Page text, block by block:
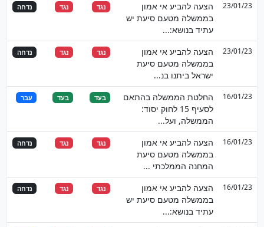
23/01/23
הצעה להביע אי אמון
בממשלה מטעם סיעת יש
עתיד בנושא:...
נגד נגד נדחה
23/01/23
הצעה להביע אי אמון
בממשלה מטעם סיעת
ישראל ביתנו בנ...
נגד נגד נדחה
16/01/23
החלטת הממשלה בהתאם
לסעיף 15 לחוק יסוד:
הממשלה, ועל...
בעד בעד עבר
16/01/23
הצעה להביע אי אמון
בממשלה מטעם סיעת
המחנה הממלכתי ...
נגד נגד נדחה
16/01/23
הצעה להביע אי אמון
בממשלה מטעם סיעת יש
עתיד בנושא:...
נגד נגד נדחה